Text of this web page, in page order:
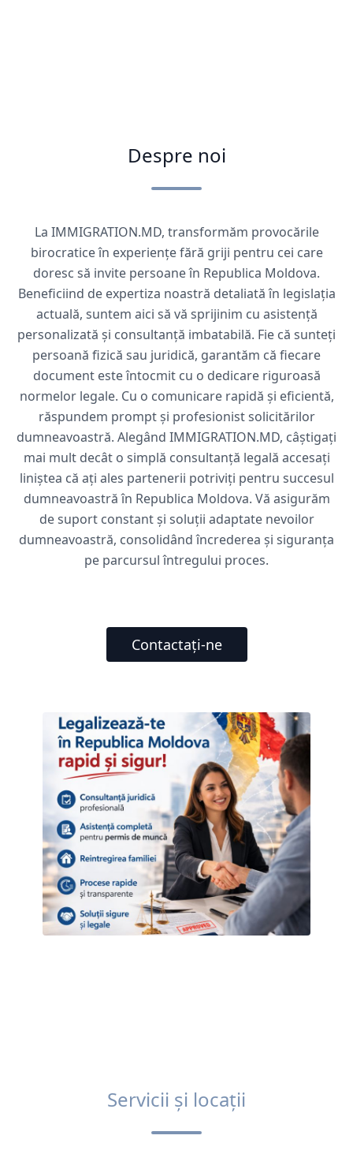
Despre noi
La IMMIGRATION.MD, transformăm provocările
birocratice în experiențe fără griji pentru cei care
doresc să invite persoane în Republica Moldova.
Beneficiind de expertiza noastră detaliată în legislația
actuală, suntem aici să vă sprijinim cu asistență
personalizată și consultanță imbatabilă. Fie că sunteți
persoană fizică sau juridică, garantăm că fiecare
document este întocmit cu o dedicare riguroasă
normelor legale. Cu o comunicare rapidă și eficientă,
răspundem prompt și profesionist solicitărilor
dumneavoastră. Alegând IMMIGRATION.MD, câștigați
mai mult decât o simplă consultanță legală accesați
liniștea că ați ales partenerii potriviți pentru succesul
dumneavoastră în Republica Moldova. Vă asigurăm
de suport constant și soluții adaptate nevoilor
dumneavoastră, consolidând încrederea și siguranța
pe parcursul întregului proces.
Contactați-ne
Servicii și locații